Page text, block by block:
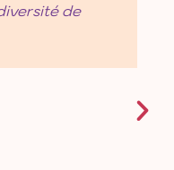
de
pour
les
équipes de
soignant, aide
encore
social. Le